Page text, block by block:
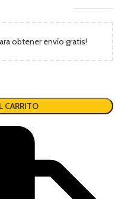
obtener envío gratis!
CARRITO